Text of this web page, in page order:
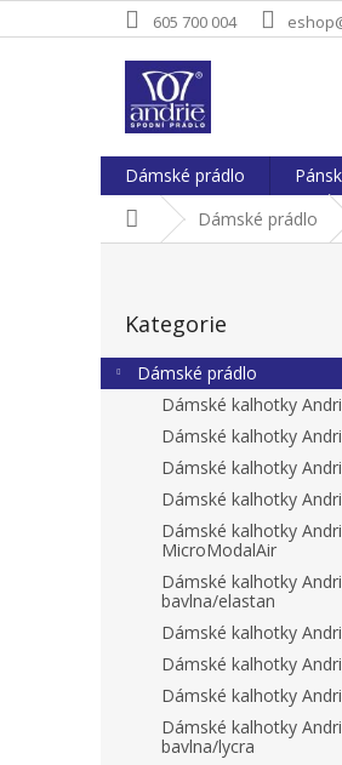
na
605 700 004
Dámské prádlo
Domů Dámské prádlo
r
a
kategorie
Kategorie
Dámské prádlo
Dámské kalhotky
Dámské kalhotky
Dámské kalhotky
Dámské kalhotky
Dámské kalhotky
MicroModalAir
Dámské kalhotky
bavlna/elastan
Dámské kalhotky
Dámské kalhotky
Dámské kalhotky
Dámské kalhotky
bavlna/lycra